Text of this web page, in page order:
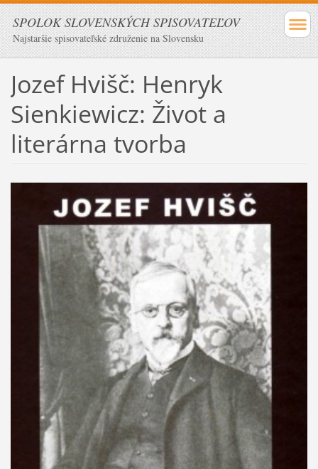
SPOLOK SLOVENSKÝCH SPISOVATEĽOV
Najstaršie spisovateľské združenie na Slovensku
Jozef Hvišč: Henryk
Sienkiewicz: Život a
literárna tvorba